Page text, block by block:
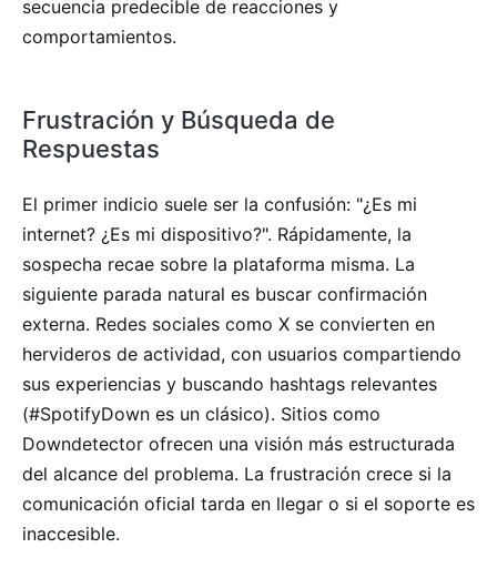
secuencia predecible de reacciones y
comportamientos.
Frustración y Búsqueda de
Respuestas
El primer indicio suele ser la confusión: "¿Es mi
internet? ¿Es mi dispositivo?". Rápidamente, la
sospecha recae sobre la plataforma misma. La
siguiente parada natural es buscar confirmación
externa. Redes sociales como X se convierten en
hervideros de actividad, con usuarios compartiendo
sus experiencias y buscando hashtags relevantes
(#SpotifyDown es un clásico). Sitios como
Downdetector ofrecen una visión más estructurada
del alcance del problema. La frustración crece si la
comunicación oficial tarda en llegar o si el soporte es
inaccesible.